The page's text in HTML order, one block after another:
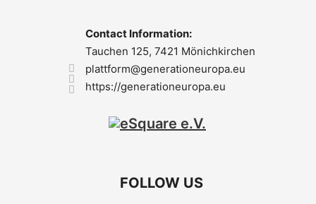
Contact Information:
Tauchen 125, 7421 Mönichkirchen
plattform@generationeuropa.eu
https://generationeuropa.eu
FOLLOW US